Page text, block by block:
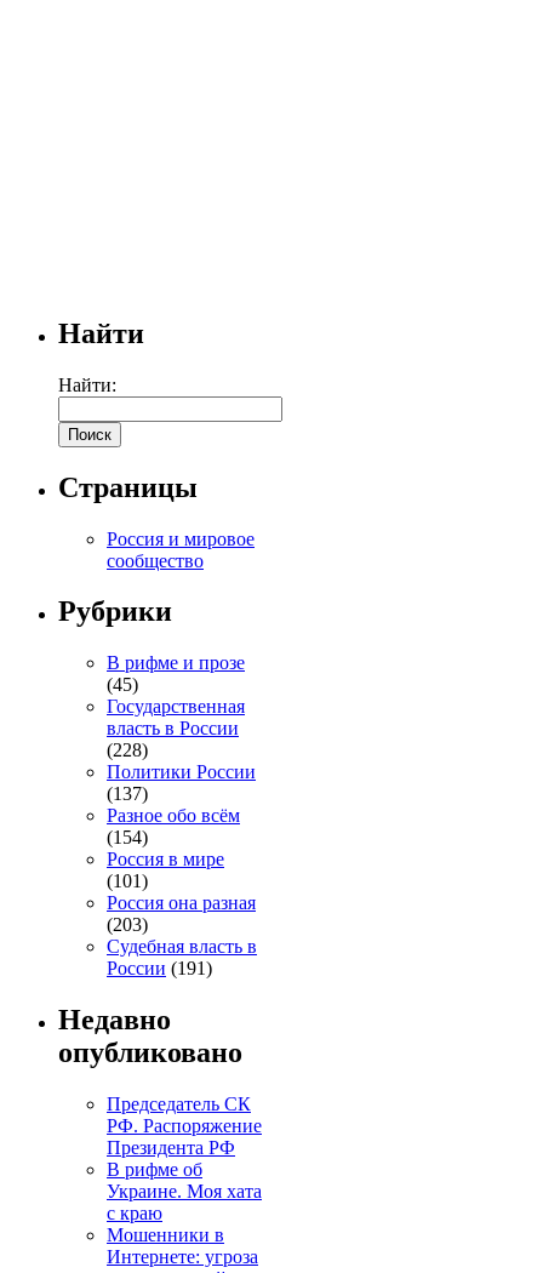
Найти
Найти:
Страницы
Россия и мировое
сообщество
Рубрики
В рифме и прозе
(45)
Государственная
власть в России
(228)
Политики России
(137)
Разное обо всём
(154)
Россия в мире
(101)
Россия она разная
(203)
Судебная власть в
России (191)
Недавно
опубликовано
Председатель СК
РФ. Распоряжение
Президента РФ
В рифме об
Украине. Моя хата
с краю
Мошенники в
Интернете: угроза